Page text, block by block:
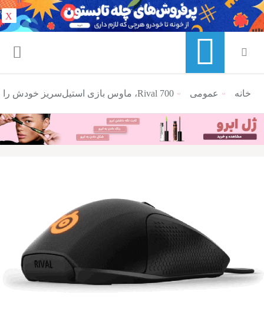
منوی ناوبری خرده نان
خانه عمومی Rival 700، ماوس بازی استیل‌سریز خودش را به Overwatch رساند!
X